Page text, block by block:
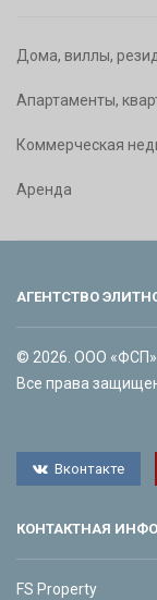
Дома, виллы,
Апартаменты,
Коммерческая
Аренда
АГЕНТСТВО
© 2026. ООО «ФСП».
Все права
Вконтакте
КОНТАКТНАЯ
FS Property